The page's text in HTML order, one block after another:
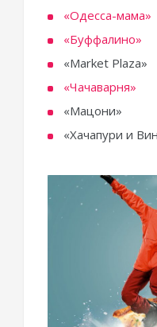
«Одесса-мама»
«Буффалино»
«Market Plaza»
«Чачаварня»
«Мацони»
«Хачапури и